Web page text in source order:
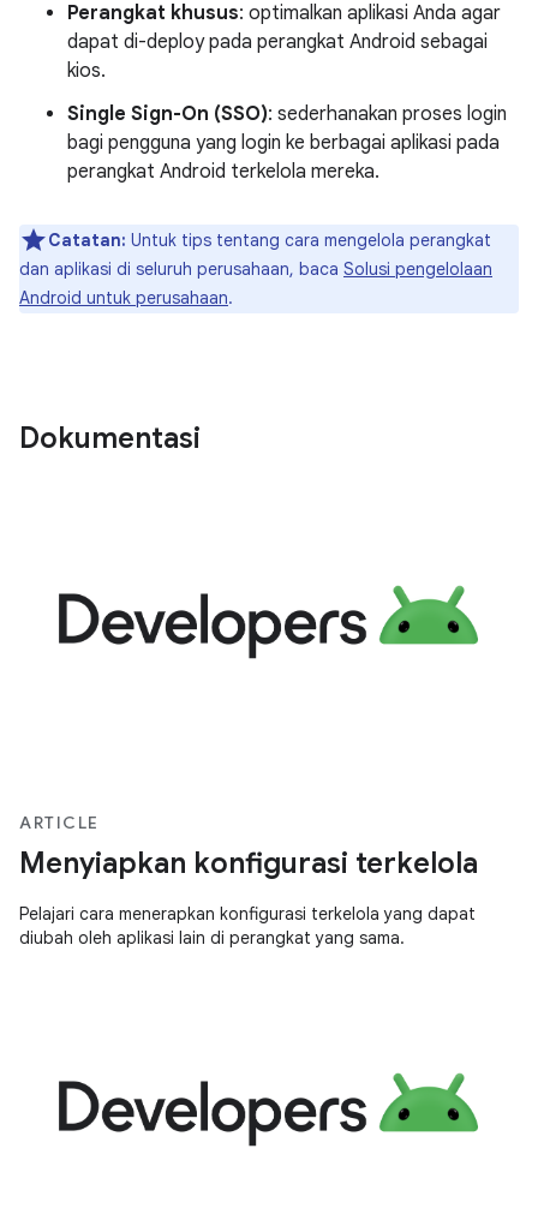
Perangkat khusus: optimalkan aplikasi Anda agar
dapat di-deploy pada perangkat Android sebagai
kios.
Single Sign-On (SSO): sederhanakan proses login
bagi pengguna yang login ke berbagai aplikasi pada
perangkat Android terkelola mereka.
Catatan: Untuk tips tentang cara mengelola perangkat
dan aplikasi di seluruh perusahaan, baca Solusi pengelolaan
Android untuk perusahaan.
Dokumentasi
ARTICLE
Menyiapkan konfigurasi terkelola
Pelajari cara menerapkan konfigurasi terkelola yang dapat
diubah oleh aplikasi lain di perangkat yang sama.